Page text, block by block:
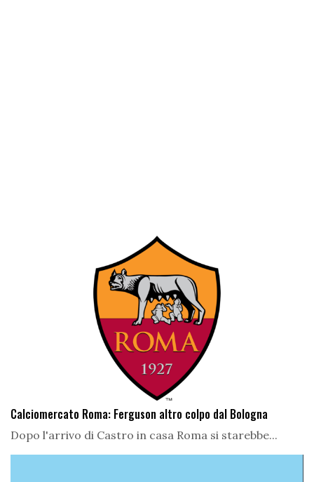
Calciomercato Roma: Ferguson altro colpo dal Bologna
Dopo l'arrivo di Castro in casa Roma si starebbe...